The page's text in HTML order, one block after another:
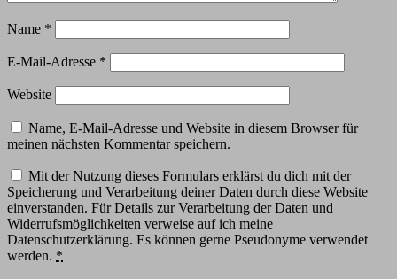
Name *
E-Mail-Adresse *
Website
Name, E-Mail-Adresse und Website in diesem Browser für
meinen nächsten Kommentar speichern.
Mit der Nutzung dieses Formulars erklärst du dich mit der
Speicherung und Verarbeitung deiner Daten durch diese Website
einverstanden. Für Details zur Verarbeitung der Daten und
Widerrufsmöglichkeiten verweise auf ich meine
Datenschutzerklärung. Es können gerne Pseudonyme verwendet
werden. *